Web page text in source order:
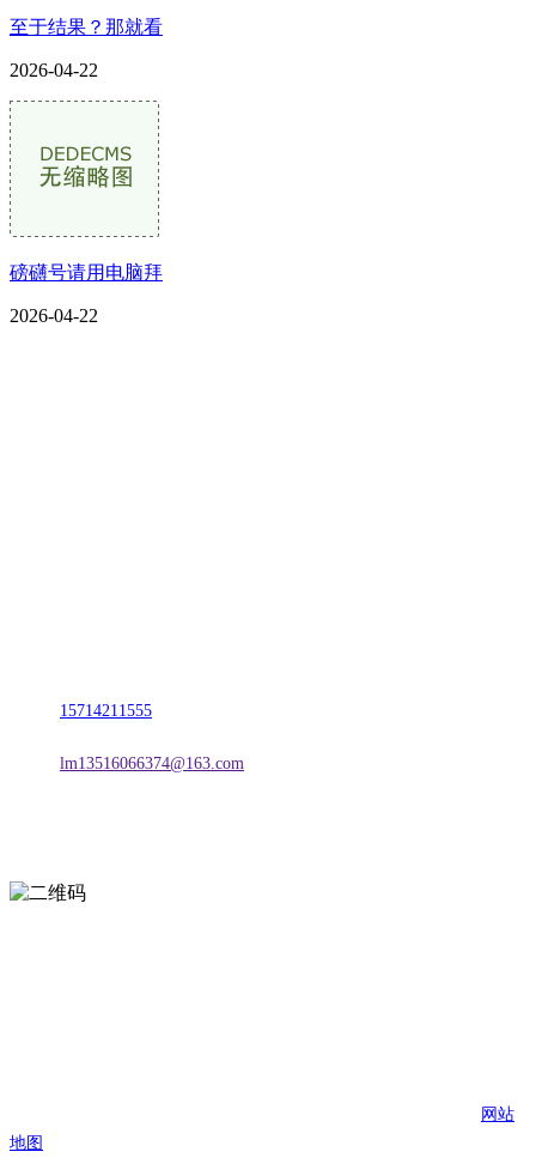
至于结果？那就看
2026-04-22
磅礴号请用电脑拜
2026-04-22
15714211555
lm13516066374@163.com
网站
地图